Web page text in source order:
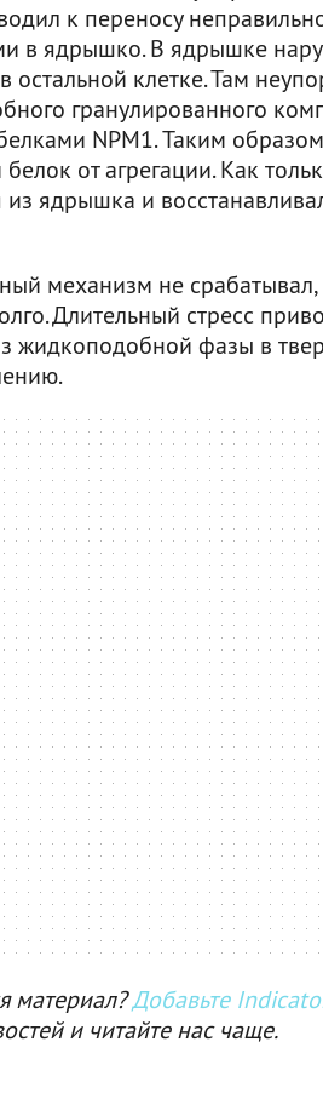
к переносу
в ядрышко. В ядрышке
остальной клетке. Там
гранулированного
NPM1. Таким
от агрегации. Как
из ядрышка и
механизм не срабатывал,
Длительный стресс
жидкоподобной фазы в
материал?Добавьте
и читайте нас чаще.